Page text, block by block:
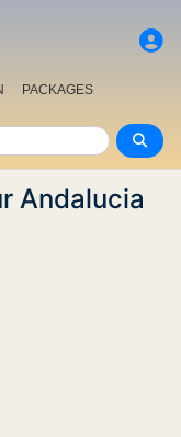
PACKAGES
Andalucia